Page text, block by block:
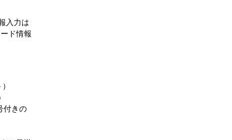
入力は
ド情報
付きの